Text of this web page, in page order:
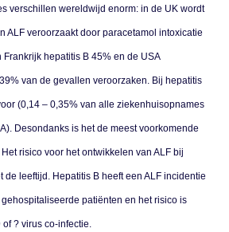
verschillen wereldwijd enorm: in de UK wordt
ALF veroorzaakt door paracetamol intoxicatie
hepatitis B 45% en de USA
van de gevallen veroorzaken. Bij hepatitis
(0,14 – 0,35% van alle ziekenhuisopnames
Desondanks is het de meest voorkomende
risico voor het ontwikkelen van ALF bij
de leeftijd. Hepatitis B heeft een ALF incidentie
patiënten en het risico is
? virus co-infectie.